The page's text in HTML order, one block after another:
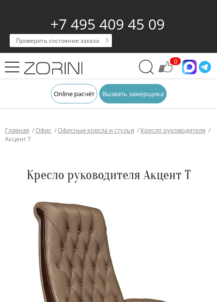
+7 495 409 45 09
Проверить состояние заказа
0
Online расчёт Вызвать замерщика
Главная Офис Офисные кресла и стулья
Кресло руководителя
Акцент Т
Кресло руководителя Акцент Т